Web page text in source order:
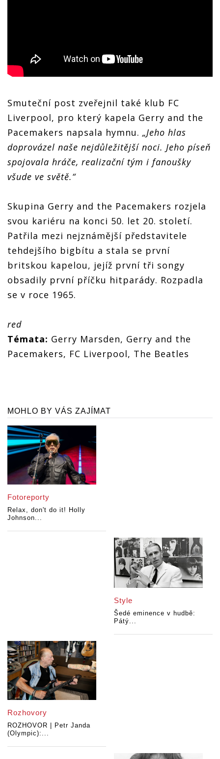
Smuteční post zveřejnil také klub FC
Liverpool, pro který kapela Gerry and the
Pacemakers napsala hymnu. „Jeho hlas
doprovázel naše nejdůležitější noci. Jeho píseň
spojovala hráče, realizační tým i fanoušky
všude ve světě.“
Skupina Gerry and the Pacemakers rozjela
svou kariéru na konci 50. let 20. století.
Patřila mezi nejznámější představitele
tehdejšího bigbítu a stala se první
britskou kapelou, jejíž první tři songy
obsadily první příčku hitparády. Rozpadla
se v roce 1965.
red
Témata: Gerry Marsden, Gerry and the
Pacemakers, FC Liverpool, The Beatles
MOHLO BY VÁS ZAJÍMAT
Fotoreporty
Relax, don't do it! Holly
Johnson...
Style
Šedé eminence v hudbě:
Pátý...
Rozhovory
ROZHOVOR | Petr Janda
(Olympic):...